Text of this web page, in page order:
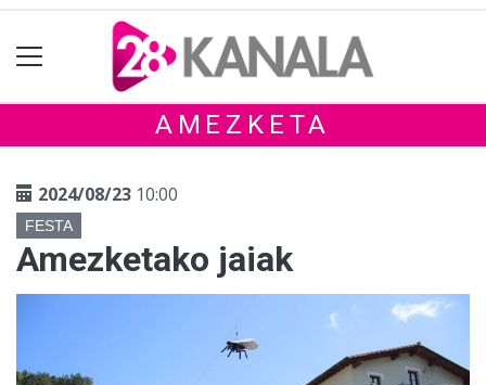
AMEZKETA
2024/08/23 10:00
FESTA
Amezketako jaiak